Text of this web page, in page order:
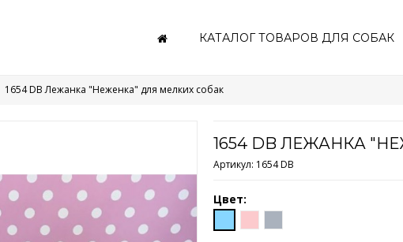
КАТАЛОГ ТОВАРОВ ДЛЯ СОБАК
1654 DB Лежанка "Неженка" для мелких собак
1654 DB ЛЕЖАНКА
Артикул: 1654 DB
Цвет: